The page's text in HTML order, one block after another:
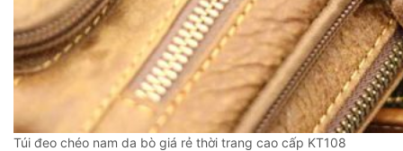
Túi đeo chéo nam da bò giá rẻ thời trang cao cấp KT108